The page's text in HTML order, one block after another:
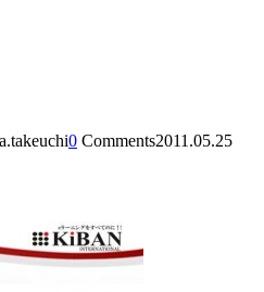
0 Comments2011.05.25